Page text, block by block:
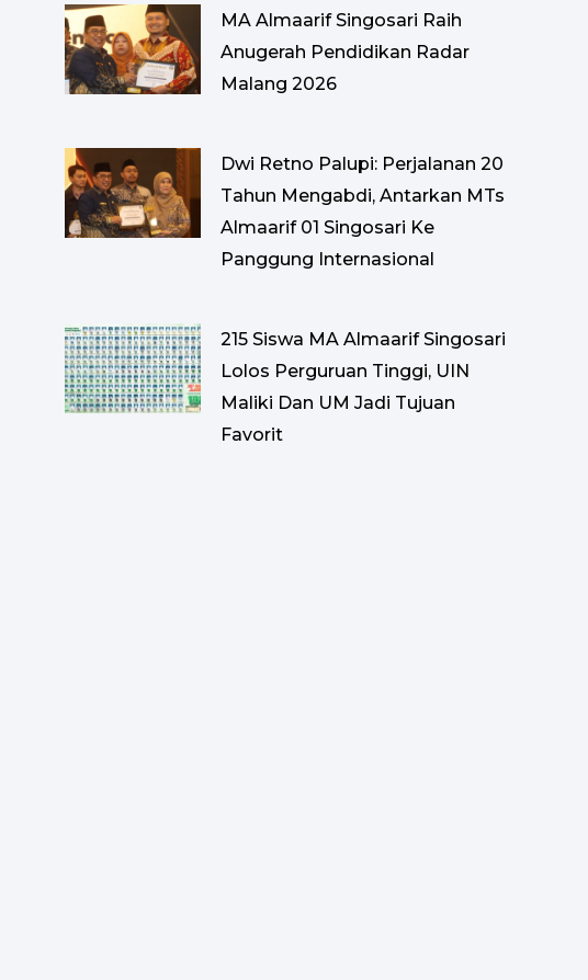
MA Almaarif Singosari Raih
Anugerah Pendidikan Radar
Malang 2026
Dwi Retno Palupi: Perjalanan 20
Tahun Mengabdi, Antarkan MTs
Almaarif 01 Singosari Ke
Panggung Internasional
215 Siswa MA Almaarif Singosari
Lolos Perguruan Tinggi, UIN
Maliki Dan UM Jadi Tujuan
Favorit